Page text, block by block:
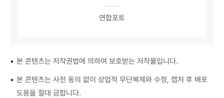
연합포토
• 본 콘텐츠는 저작권법에 의하여 보호받는 저작물입니다.
• 본 콘텐츠는 사전 동의 없이 상업적 무단복제와 수정, 캡처 후 배포
도용을 절대 금합니다.